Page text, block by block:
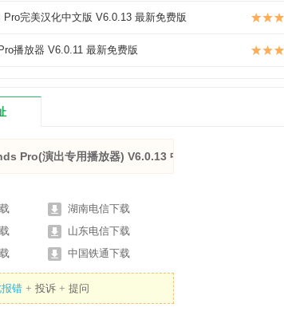
完美汉化中文版 V6.0.13 最新免费版
播放器 V6.0.11 最新免费版
Pro(演出专用播放器) V6.0.13 中文安装版
湖南电信下载
山东电信下载
中国铁通下载
错 + 投诉 + 提问